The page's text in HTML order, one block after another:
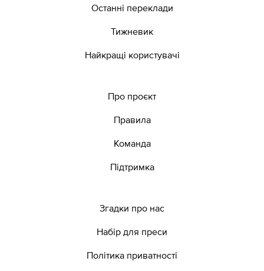
Останні переклади
Тижневик
Найкращі користувачі
Про проєкт
Правила
Команда
Підтримка
Згадки про нас
Набір для преси
Політика приватності